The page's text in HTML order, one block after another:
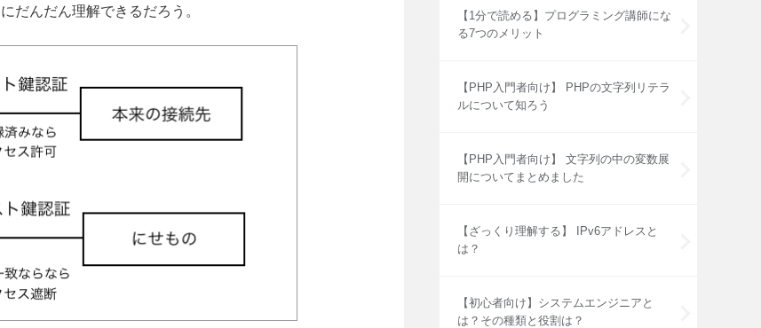
だんだん理解できるだろう。
【1分で読める】プログラミング講師にな
る7つのメリット
【PHP入門者向け】 PHPの文字列リテラ
ルについて知ろう
【PHP入門者向け】 文字列の中の変数展
開についてまとめました
【ざっくり理解する】 IPv6アドレスと
は？
【初心者向け】システムエンジニアと
は？その種類と役割は？